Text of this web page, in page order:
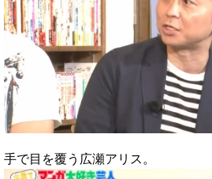
手で目を覆う広瀬アリス。